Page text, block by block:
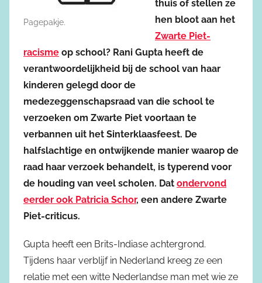
Pagepakje.
thuis of stellen ze
hen bloot aan het
Zwarte Piet-
racisme op school? Rani Gupta heeft de
verantwoordelijkheid bij de school van haar
kinderen gelegd door de
medezeggenschapsraad van die school te
verzoeken om Zwarte Piet voortaan te
verbannen uit het Sinterklaasfeest. De
halfslachtige en ontwijkende manier waarop de
raad haar verzoek behandelt, is typerend voor
de houding van veel scholen. Dat ondervond
eerder ook Patricia Schor, een andere Zwarte
Piet-criticus.
Gupta heeft een Brits-Indiase achtergrond.
Tijdens haar verblijf in Nederland kreeg ze een
relatie met een witte Nederlandse man met wie ze